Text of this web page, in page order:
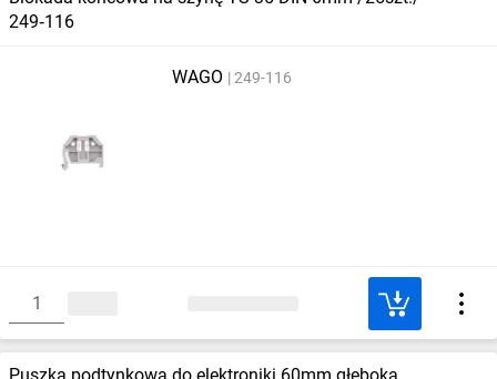
249‑116
WAGO 249-116